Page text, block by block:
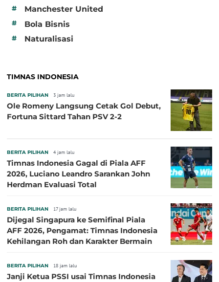
# Manchester United
# Bola Bisnis
# Naturalisasi
TIMNAS INDONESIA
BERITA PILIHAN 3 jam lalu
Ole Romeny Langsung Cetak Gol Debut,
Fortuna Sittard Tahan PSV 2-2
BERITA PILIHAN 4 jam lalu
Timnas Indonesia Gagal di Piala AFF
2026, Luciano Leandro Sarankan John
Herdman Evaluasi Total
BERITA PILIHAN 17 jam lalu
Dijegal Singapura ke Semifinal Piala
AFF 2026, Pengamat: Timnas Indonesia
Kehilangan Roh dan Karakter Bermain
BERITA PILIHAN 18 jam lalu
Janji Ketua PSSI usai Timnas Indonesia